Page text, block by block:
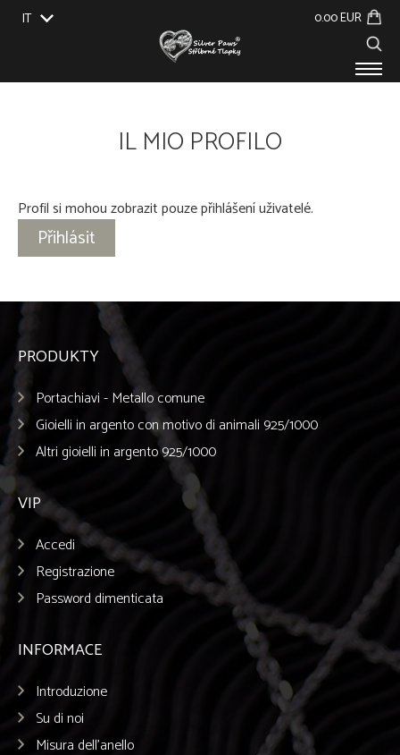
IT
0.00 EUR
IL MIO PROFILO
Profil si mohou zobrazit pouze přihlášení uživatelé.
Přihlásit
PRODUKTY
Portachiavi - Metallo comune
Gioielli in argento con motivo di animali 925/1000
Altri gioielli in argento 925/1000
VIP
Accedi
Registrazione
Password dimenticata
INFORMACE
Introduzione
Su di noi
Misura dell’anello